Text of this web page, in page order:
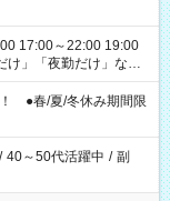
17:00～22:00 19:00
●春/夏/冬休み期間限
/ 40～50代活躍中 / 副